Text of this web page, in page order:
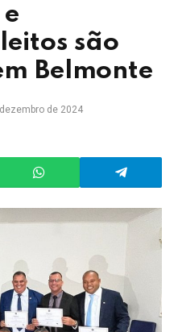
são
Belmonte
de 2024